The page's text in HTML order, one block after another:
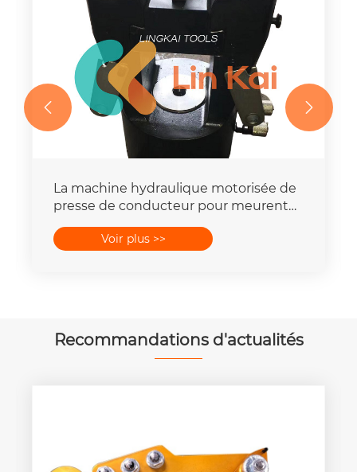
La machine hydraulique motorisée de
presse de conducteur pour meurent
400mm2 de 25T-300T
Voir plus >>
 
Recommandations d'actualités